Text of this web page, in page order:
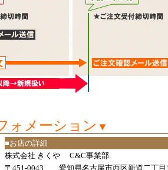
ォメーション ▼
■お店の詳細
株式会社 きくや C&C事業部
〒451-0043 愛知県名古屋市西区新道二丁目